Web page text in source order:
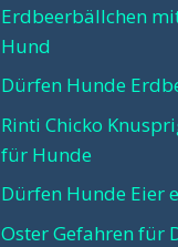
Erdbeerbällchen
Hund
Dürfen Hunde
Rinti Chicko
für Hunde
Dürfen Hunde Eier
Oster Gefahren für